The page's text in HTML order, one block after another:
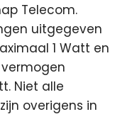
Telecom.
uitgegeven
1 Watt en
Niet alle
overigens in